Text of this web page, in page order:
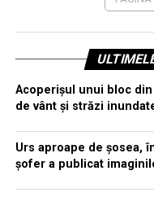
Acoperișul unui bloc
de vânt și străzi
Urs aproape de șosea,
șofer a publicat